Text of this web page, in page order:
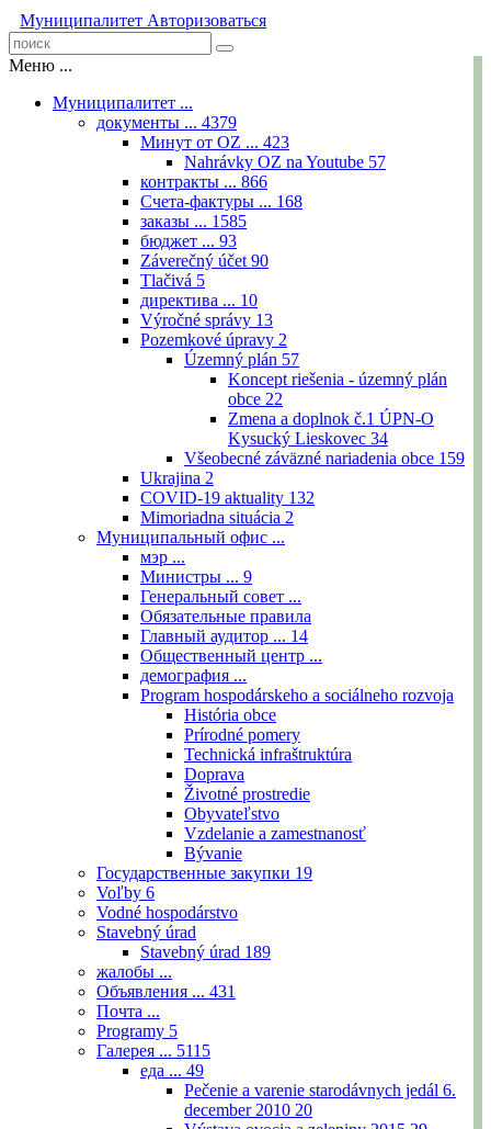
Муниципалитет Авторизоваться
Меню ...
Муниципалитет ...
документы ... 4379
Минут от OZ ... 423
Nahrávky OZ na Youtube 57
контракты ... 866
Счета-фактуры ... 168
заказы ... 1585
бюджет ... 93
Záverečný účet 90
Tlačivá 5
директива ... 10
Výročné správy 13
Pozemkové úpravy 2
Územný plán 57
Koncept riešenia - územný plán
obce 22
Zmena a doplnok č.1 ÚPN-O
Kysucký Lieskovec 34
Všeobecné záväzné nariadenia obce 159
Ukrajina 2
COVID-19 aktuality 132
Mimoriadna situácia 2
Муниципальный офис ...
мэр ...
Министры ... 9
Генеральный совет ...
Обязательные правила
Главный аудитор ... 14
Общественный центр ...
демография ...
Program hospodárskeho a sociálneho rozvoja
História obce
Prírodné pomery
Technická infraštruktúra
Doprava
Životné prostredie
Obyvateľstvo
Vzdelanie a zamestnanosť
Bývanie
Государственные закупки 19
Voľby 6
Vodné hospodárstvo
Stavebný úrad
Stavebný úrad 189
жалобы ...
Объявления ... 431
Почта ...
Programy 5
Галерея ... 5115
еда ... 49
Pečenie a varenie starodávnych jedál 6.
december 2010 20